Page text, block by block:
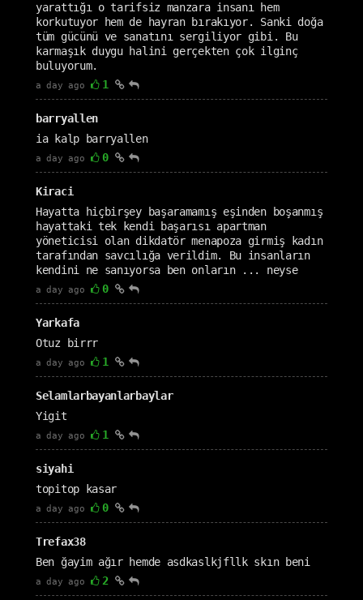
yarattığı o tarifsiz manzara insanı hem
korkutuyor hem de hayran bırakıyor. Sanki doğa
tüm gücünü ve sanatını sergiliyor gibi. Bu
karmaşık duygu halini gerçekten çok ilginç
buluyorum.
a day ago 1
barryallen
ia kalp barryallen
a day ago 0
Kiraci
Hayatta hiçbirşey başaramamış eşinden boşanmış
hayattaki tek kendi başarısı apartman
yöneticisi olan dikdatör menapoza girmiş kadın
tarafından savcılığa verildim. Bu insanların
kendini ne sanıyorsa ben onların ... neyse
a day ago 0
Yarkafa
Otuz birrr
a day ago 1
Selamlarbayanlarbaylar
Yigit
a day ago 1
siyahi
topitop kasar
a day ago 0
Trefax38
Ben ğayim ağır hemde asdkaslkjfllk skın beni
a day ago 2